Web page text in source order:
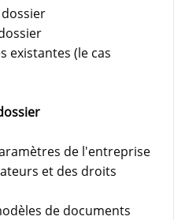
existantes (le cas
de l'entreprise
et des droits
de documents